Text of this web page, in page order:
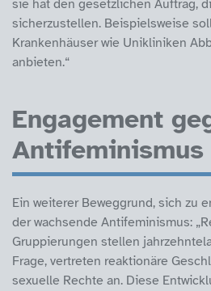
sie hat den gesetzlichen Auftrag,
sicherzustellen. Beispielsweise
Krankenhäuser wie Unikliniken
anbieten.“
Engagement
Antifeminismus
Ein weiterer Beweggrund, sich zu
der wachsende Antifeminismus:
Gruppierungen stellen
Frage, vertreten reaktionäre
sexuelle Rechte an. Diese